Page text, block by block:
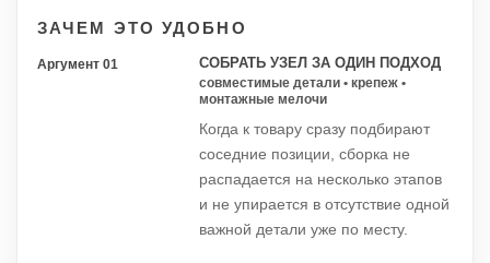
ЗАЧЕМ ЭТО УДОБНО
Аргумент 01 СОБРАТЬ УЗЕЛ ЗА ОДИН ПОДХОД
совместимые детали • крепеж •
монтажные мелочи
Когда к товару сразу подбирают
соседние позиции, сборка не
распадается на несколько этапов
и не упирается в отсутствие одной
важной детали уже по месту.